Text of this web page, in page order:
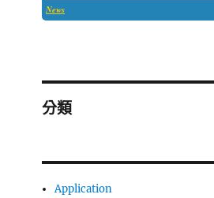
分類
Application